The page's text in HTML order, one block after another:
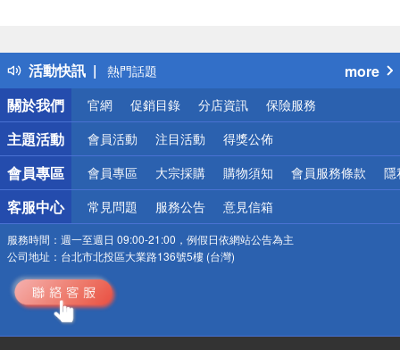
活動快訊
得獎公告
熱門話題
銀行優惠
偏遠地區配送
詐騙網頁！請小心！
more
關於我們
官網 促銷目錄 分店資訊 保險服務
主題活動 會員活動 注目活動 得獎公佈
會員專區 會員專區 大宗採購 購物須知 會員服務條款 隱
客服中心 常見問題 服務公告 意見信箱
服務時間： 週一至週日 09:00-21:00，例假日依網站公告為主
公司地址： 台北市北投區大業路136號5樓 (台灣)